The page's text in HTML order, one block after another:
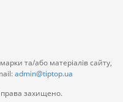
та/або матеріалів сайту,
admin@tiptop.ua
права захищено.